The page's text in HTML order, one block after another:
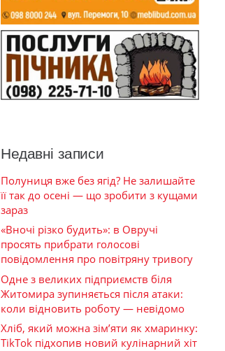
Недавні записи
Полуниця вже без ягід? Не залишайте
її так до осені — що зробити з кущами
зараз
«Вночі різко будить»: в Овручі
просять прибрати голосові
повідомлення про повітряну тривогу
Одне з великих підприємств біля
Житомира зупиняється після атаки:
коли відновить роботу — невідомо
Хліб, який можна зім’яти як хмаринку:
TikTok підхопив новий кулінарний хіт